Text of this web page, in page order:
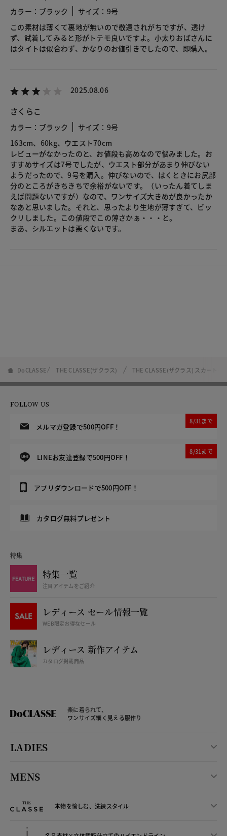
カラー：ブラック
サイズ：9号
この素材は薄くて裏地が無いので敬遠されがちですが、透け
ず、試着してみると形がトテモ良いですよ。小太りおばさんに
はタイトは似合わず、かなりのお値引きでしたので、即購入。
2025.08.06
さくらこ
カラー：ブラック
サイズ：9号
163cm、60kg、ウエスト70cm
レビューがなかったのと、お値段も高めなので悩みました。お
すすめサイズは7号でしたが、ウエスト部分があまり伸びない
ようだったので、9号を購入。伸びないので、はくときにお尻部
分のところがきちきちで余裕がないです。（いったん着てしま
えば問題ないですが）なので、ワンサイズ大きめが良かったか
なあと思いました。それと、思ったより生地が薄すぎて、ビッ
クリしました。この値段でこの薄さかぁ・・・と。
まあ、シルエットは悪くないです。
DoCLASSE THE CLASSE(ザクラス) THE CLASSE(ザクラス) スカート一
FOLLOW US
メルマガ登録で500円OFF！
8/31まで
LINEお友達登録で500円OFF！
8/31まで
アプリダウンロードで500円OFF！
カタログ無料プレゼント
特集
特集一覧
注目アイテムをご紹介
レディース セール情報一覧
WEB限定お得なセール
レディース 新作アイテム
カタログ掲載商品
楽に着られて、
ワンサイズ細く見える服作り
LADIES
MENS
本物を愉しむ、洗練スタイル